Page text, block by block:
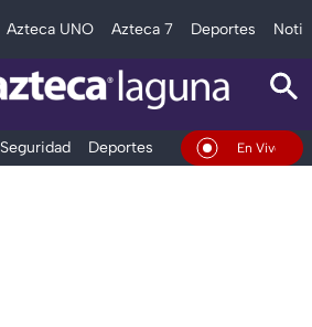
Azteca UNO Azteca 7 Deportes
Seguridad Deportes Entretenimiento
En Vivo